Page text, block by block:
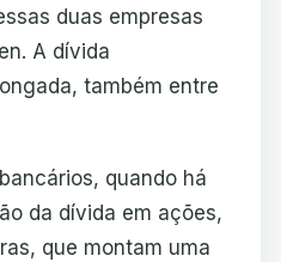
duas empresas
A dívida
também entre
quando há
da dívida em ações,
que montam uma